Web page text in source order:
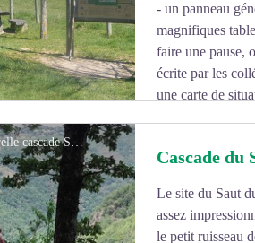
Voir l'image en plein écran
- un panneau
magnifiques
faire une pause,
écrite par les
une carte de
explicatifs permettant de découvrir une
en français, en latin et en occitan, dessin
Passerelle cascade Saut du Chien - BIT Viadène
vue Cascade du
Le site du Saut
assez
le petit ruisseau